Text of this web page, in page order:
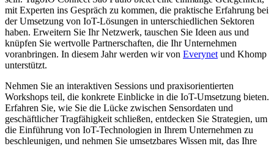
mit Experten ins Gespräch zu kommen, die praktische Erfahrung bei
der Umsetzung von IoT-Lösungen in unterschiedlichen Sektoren
haben. Erweitern Sie Ihr Netzwerk, tauschen Sie Ideen aus und
knüpfen Sie wertvolle Partnerschaften, die Ihr Unternehmen
voranbringen. In diesem Jahr werden wir von Everynet und Khomp
unterstützt.
Nehmen Sie an interaktiven Sessions und praxisorientierten
Workshops teil, die konkrete Einblicke in die IoT-Umsetzung bieten.
Erfahren Sie, wie Sie die Lücke zwischen Sensordaten und
geschäftlicher Tragfähigkeit schließen, entdecken Sie Strategien, um
die Einführung von IoT-Technologien in Ihrem Unternehmen zu
beschleunigen, und nehmen Sie umsetzbares Wissen mit, das Ihre